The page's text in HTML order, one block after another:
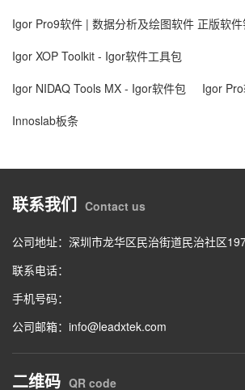
Igor Pro9软件 | 数据分析及绘图软件 正版软件
Igor XOP Toolkit - Igor软件工具包
Igor NIDAQ Tools MX - Igor软件包
Igor
Innoslab板条
联系我们 Contact us
公司地址：深圳市龙华区民治街道民治社区
联系电话：
手机号码：
公司邮箱：info@leadxtek.com
二维码 QR code